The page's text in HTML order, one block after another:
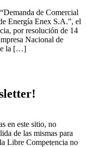
de Comercial
Energía Enex S.A.”, el
por resolución de 14
Nacional de
la […]
en este sitio, no
de las mismas para
Libre Competencia no